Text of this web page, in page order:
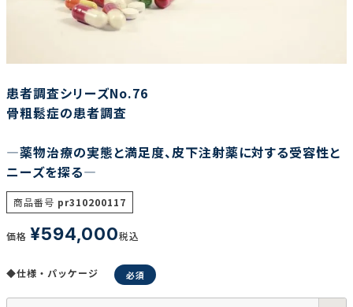
リセット 検索する
患者調査シリーズNo.76
骨粗鬆症の患者調査
―薬物治療の実態と満足度、皮下注射薬に対する受容性と
ニーズを探る―
商品番号 pr310200117
価格 ¥594,000税込
◆仕様・パッケージ